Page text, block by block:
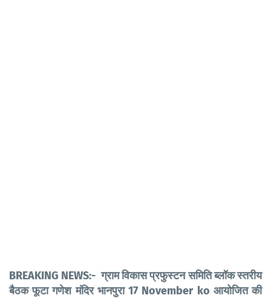
BREAKING NEWS:- ग्राम विकास प्रफुस्टन समिति ब्लॉक स्तरीय
बैठक फूटा गणेश मंदिर भानपुरा 17 November ko आयोजित की